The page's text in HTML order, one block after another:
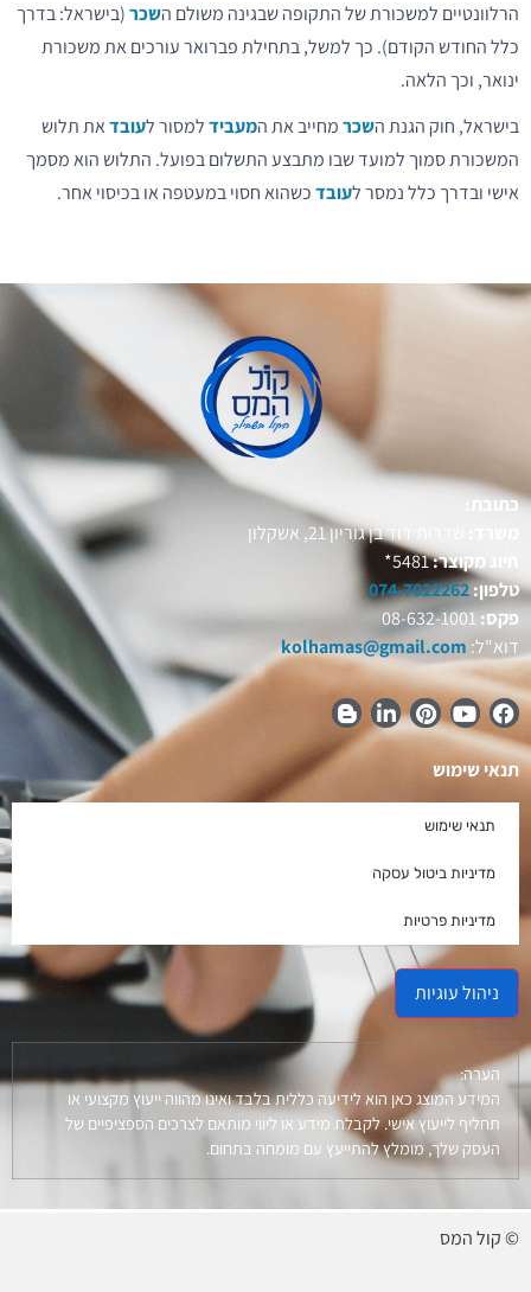
הרלוונטיים למשכורת של התקופה שבגינה משולם ה שכר(בישראל: בדרך
כלל החודש הקודם). כך למשל, בתחילת פברואר עורכים את משכורת
ינואר, וכך הלאה.
בישראל, חוק הגנת השכרמחייב את המעבידלמסור לעובדאת תלוש
המשכורת סמוך למועד שבו מתבצע התשלום בפועל. התלוש הוא מסמך
אישי ובדרך כלל נמסר לעובדכשהוא חסוי במעטפה או בכיסוי אחר.
כתובת:
משרד:
שדרות דוד בן גוריון 21, אשקלון
חיוג מקוצר:5481*
טלפון:074-7022262
פקס:08-632-1001
דוא"ל:kolhamas@gmail.com
תנאי שימוש
תנאי שימוש
מדיניות ביטול עסקה
מדיניות פרטיות
ניהול עוגיות
הערה:
המידע המוצג כאן הוא לידיעה כללית בלבד ואינו מהווה ייעוץ מקצועי או
תחליף לייעוץ אישי. לקבלת מידע או ליווי מותאם לצרכים הספציפיים של
העסק שלך, מומלץ להתייעץ עם מומחה בתחום.
© קול המס